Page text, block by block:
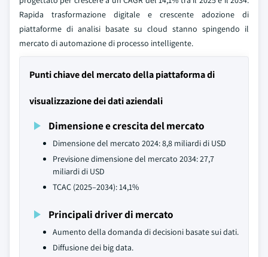
Rapida trasformazione digitale e crescente adozione di
piattaforme di analisi basate su cloud stanno spingendo il
mercato di automazione di processo intelligente.
Punti chiave del mercato della piattaforma di
visualizzazione dei dati aziendali
Dimensione e crescita del mercato
Dimensione del mercato 2024: 8,8 miliardi di USD
Previsione dimensione del mercato 2034: 27,7
miliardi di USD
TCAC (2025–2034): 14,1%
Principali driver di mercato
Aumento della domanda di decisioni basate sui dati.
Diffusione dei big data.